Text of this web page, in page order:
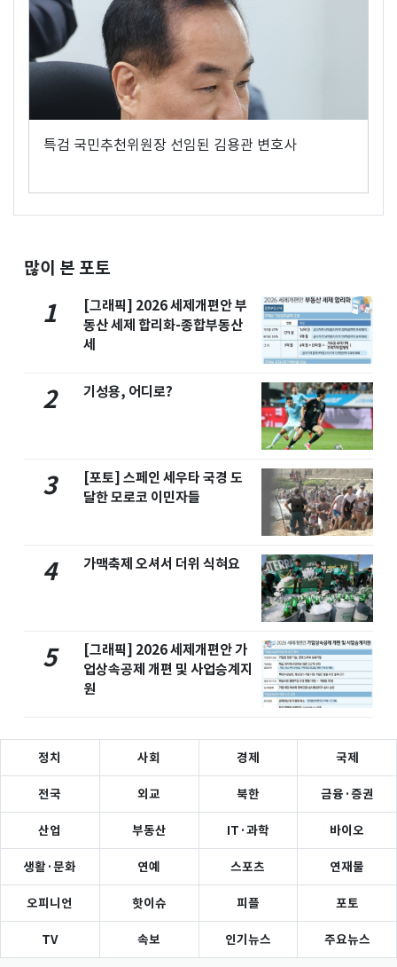
특검 국민추천위원장 선임된 김용관 변호사
많이 본 포토
1
[그래픽] 2026 세제개편안 부
동산 세제 합리화-종합부동산
세
2 기성용, 어디로?
3
[포토] 스페인 세우타 국경 도
달한 모로코 이민자들
4 가맥축제 오셔서 더위 식혀요
5
[그래픽] 2026 세제개편안 가
업상속공제 개편 및 사업승계지
원
정치 사회 경제 국제
전국 외교 북한 금융·증권
산업 부동산 IT·과학 바이오
생활·문화 연예 스포츠 연재물
오피니언 핫이슈 피플 포토
TV 속보 인기뉴스 주요뉴스